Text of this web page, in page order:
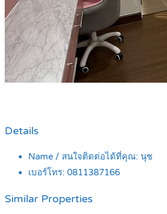
Details
Name / สนใจติดต่อได้ที่คุณ: นุช
เบอร์โทร: 0811387166
Similar Properties